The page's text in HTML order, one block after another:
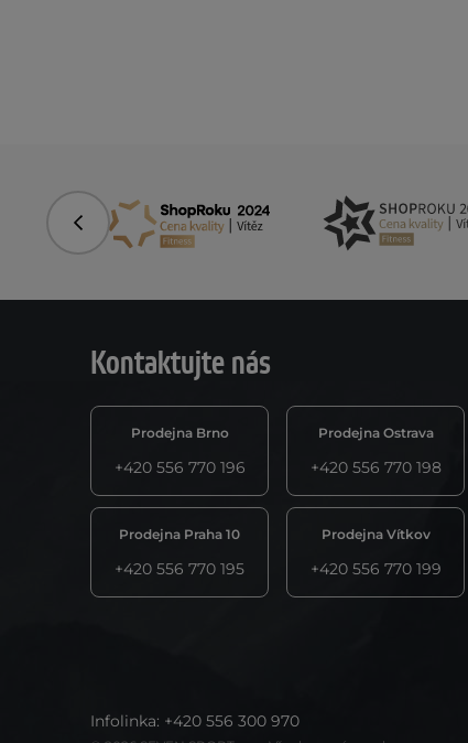
Předchozí
Kontaktujte nás
Prodejna Brno
+420 556 770 196
Prodejna Ostrava
+420 556 770 198
Prodejna Praha 10
+420 556 770 195
Prodejna Vítkov
+420 556 770 199
Infolinka: +420 556 300 970